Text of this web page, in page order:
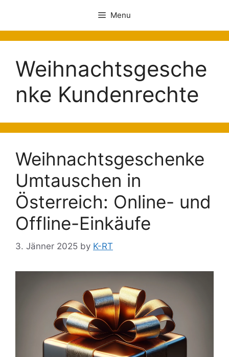
Menu
Weihnachtsgesche
nke Kundenrechte
Weihnachtsgeschenke
Umtauschen in
Österreich: Online- und
Offline-Einkäufe
3. Jänner 2025 by K-RT